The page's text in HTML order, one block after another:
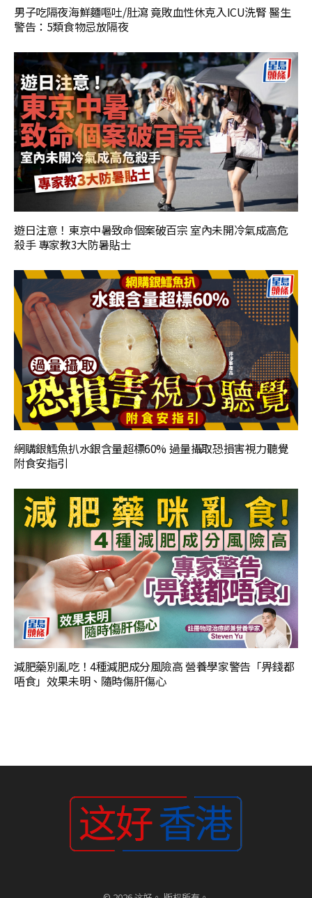
男子吃隔夜海鮮麵嘔吐/肚瀉 竟敗血性休克入ICU洗腎 醫生
警告：5類食物忌放隔夜
遊日注意！東京中暑致命個案破百宗 室內未開冷氣成高危
殺手 專家教3大防暑貼士
網購銀鱈魚扒水銀含量超標60% 過量攝取恐損害視力聽覺
附食安指引
減肥藥別亂吃！4種減肥成分風險高 營養學家警告「畀錢都
唔食」效果未明、隨時傷肝傷心